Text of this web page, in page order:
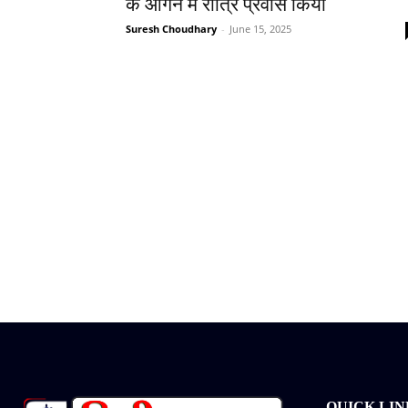
के आंगन में रात्रि प्रवास किया
Suresh Choudhary - June 15, 2025